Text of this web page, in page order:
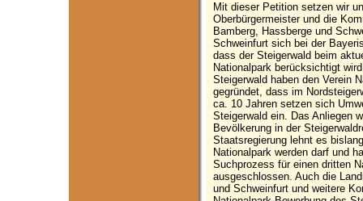
Mit dieser Petition setzen wir
Oberbürgermeister und die
Bamberg, Hassberge und
Schweinfurt sich bei der
dass der Steigerwald beim
Nationalpark berücksichtigt
Steigerwald haben den Verein
gegründet, dass im
ca. 10 Jahren setzen sich
Steigerwald ein. Das Anliegen
Bevölkerung in der
Staatsregierung lehnt es
Nationalpark werden darf und
Suchprozess für einen dritten
ausgeschlossen. Auch die
und Schweinfurt und weitere